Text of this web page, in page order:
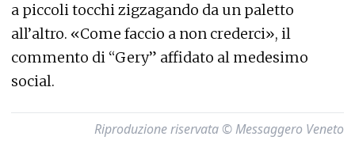
a piccoli tocchi zigzagando da un paletto
all’altro. «Come faccio a non crederci», il
commento di “Gery” affidato al medesimo
social.
Riproduzione riservata © Messaggero Veneto